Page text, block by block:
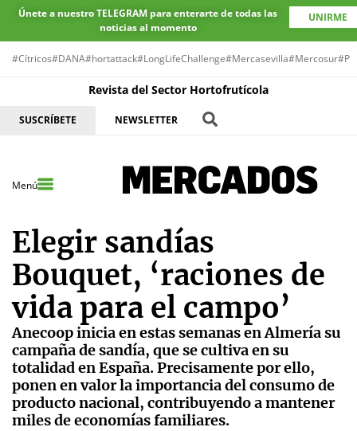
Únete a nuestro TELEGRAM para enterarte de todas las
noticias al momento
UNIRME
#Cítricos#DANA#hortattack#LongLifeChallenge#Mercasevilla#Mercosur
Revista del Sector Hortofrutícola
SUSCRÍBETE NEWSLETTER
Menú
Elegir sandías
Bouquet, ‘raciones de
vida para el campo’
Anecoop inicia en estas semanas en Almería su
campaña de sandía, que se cultiva en su
totalidad en España. Precisamente por ello,
ponen en valor la importancia del consumo de
producto nacional, contribuyendo a mantener
miles de economías familiares.